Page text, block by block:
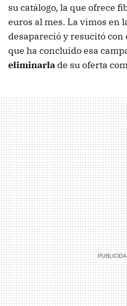
su catálogo, la que ofrece
euros al mes. La vimos en
desapareció y resucitó
que ha concluido esa
eliminarla de su oferta